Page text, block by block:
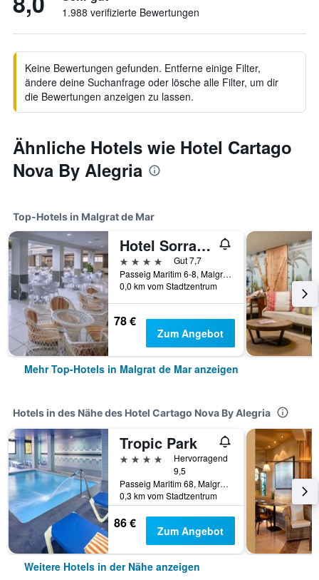
1.988 verifizierte Bewertungen
Keine Bewertungen gefunden. Entferne einige Filter,
ändere deine Suchanfrage oder lösche alle Filter, um dir
die Bewertungen anzeigen zu lassen.
Ähnliche Hotels wie Hotel Cartago
Nova By Alegria
Top-Hotels in Malgrat de Mar
Hotel Sorra Daurada Splash
4 Sterne
Gut 7,7
Passeig Maritim 6-8, Malgrat de Mar, Katalonien, Spanien
0,0 km vom Stadtzentrum
78 €
Zum Angebot
Mehr Top-Hotels in Malgrat de Mar anzeigen
Hotels in des Nähe des Hotel Cartago Nova By Alegria
Tropic Park
4 Sterne
Hervorragend
9,5
Passeig Maritim 68, Malgrat de Mar, Katalonien, Spanien
0,3 km vom Stadtzentrum
86 € Zum Angebot
Weitere Hotels in der Nähe anzeigen